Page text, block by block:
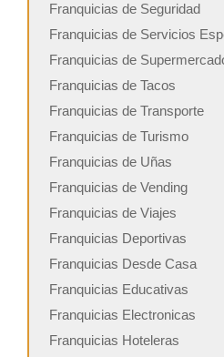
Franquicias de Seguridad
Franquicias de Servicios
Franquicias de
Franquicias de Tacos
Franquicias de Transporte
Franquicias de Turismo
Franquicias de Uñas
Franquicias de Vending
Franquicias de Viajes
Franquicias Deportivas
Franquicias Desde Casa
Franquicias Educativas
Franquicias Electronicas
Franquicias Hoteleras